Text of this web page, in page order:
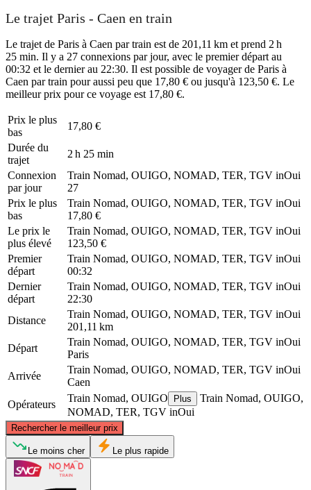
Le trajet Paris - Caen en train
Le trajet de Paris à Caen par train est de 201,11 km et prend 2 h
25 min. Il y a 27 connexions par jour, avec le premier départ au
00:32 et le dernier au 22:30. Il est possible de voyager de Paris à
Caen par train pour aussi peu que 17,80 € ou jusqu'à 123,50 €. Le
meilleur prix pour ce voyage est 17,80 €.
Prix ​​le plus
bas
17,80 €
Durée du
trajet
2 h 25 min
Connexion
par jour
Train Nomad, OUIGO, NOMAD, TER, TGV inOui
27
Prix ​​le plus
bas
Train Nomad, OUIGO, NOMAD, TER, TGV inOui
17,80 €
Le prix le
plus élevé
Train Nomad, OUIGO, NOMAD, TER, TGV inOui
123,50 €
Premier
départ
Train Nomad, OUIGO, NOMAD, TER, TGV inOui
00:32
Dernier
départ
Train Nomad, OUIGO, NOMAD, TER, TGV inOui
22:30
Distance
Train Nomad, OUIGO, NOMAD, TER, TGV inOui
201,11 km
Départ
Train Nomad, OUIGO, NOMAD, TER, TGV inOui
Paris
Arrivée
Train Nomad, OUIGO, NOMAD, TER, TGV inOui
Caen
Opérateurs
Train Nomad, OUIGO Plus
Train Nomad, OUIGO,
NOMAD, TER, TGV inOui
Rechercher le meilleur prix
© CARTO, ©
Le moins cher Le plus rapide